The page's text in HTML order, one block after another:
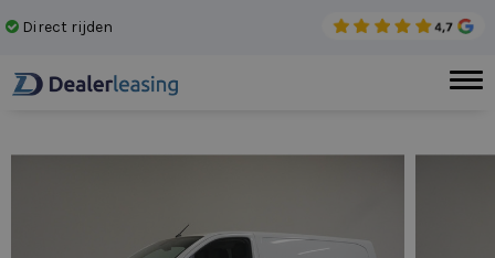
Direct rijden